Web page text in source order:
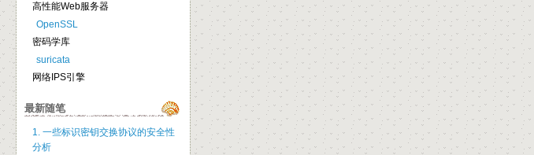
高性能Web服务器
OpenSSL
密码学库
suricata
网络IPS引擎
最新随笔
1. 一些标识密钥交换协议的安全性
分析